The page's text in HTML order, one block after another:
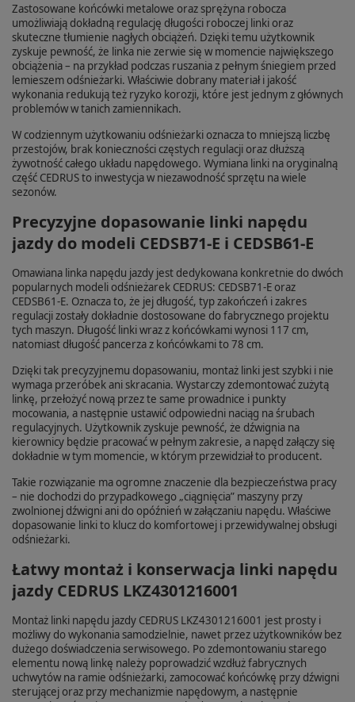
Zastosowane końcówki metalowe oraz sprężyna robocza
umożliwiają dokładną regulację długości roboczej linki oraz
skuteczne tłumienie nagłych obciążeń. Dzięki temu użytkownik
zyskuje pewność, że linka nie zerwie się w momencie największego
obciążenia – na przykład podczas ruszania z pełnym śniegiem przed
lemieszem odśnieżarki. Właściwie dobrany materiał i jakość
wykonania redukują też ryzyko korozji, które jest jednym z głównych
problemów w tanich zamiennikach.
W codziennym użytkowaniu odśnieżarki oznacza to mniejszą liczbę
przestojów, brak konieczności częstych regulacji oraz dłuższą
żywotność całego układu napędowego. Wymiana linki na oryginalną
część CEDRUS to inwestycja w niezawodność sprzętu na wiele
sezonów.
Precyzyjne dopasowanie linki napędu
jazdy do modeli CEDSB71-E i CEDSB61-E
Omawiana linka napędu jazdy jest dedykowana konkretnie do dwóch
popularnych modeli odśnieżarek CEDRUS: CEDSB71-E oraz
CEDSB61-E. Oznacza to, że jej długość, typ zakończeń i zakres
regulacji zostały dokładnie dostosowane do fabrycznego projektu
tych maszyn. Długość linki wraz z końcówkami wynosi 117 cm,
natomiast długość pancerza z końcówkami to 78 cm.
Dzięki tak precyzyjnemu dopasowaniu, montaż linki jest szybki i nie
wymaga przeróbek ani skracania. Wystarczy zdemontować zużytą
linkę, przełożyć nową przez te same prowadnice i punkty
mocowania, a następnie ustawić odpowiedni naciąg na śrubach
regulacyjnych. Użytkownik zyskuje pewność, że dźwignia na
kierownicy będzie pracować w pełnym zakresie, a napęd załączy się
dokładnie w tym momencie, w którym przewidział to producent.
Takie rozwiązanie ma ogromne znaczenie dla bezpieczeństwa pracy
– nie dochodzi do przypadkowego „ciągnięcia” maszyny przy
zwolnionej dźwigni ani do opóźnień w załączaniu napędu. Właściwe
dopasowanie linki to klucz do komfortowej i przewidywalnej obsługi
odśnieżarki.
Łatwy montaż i konserwacja linki napędu
jazdy CEDRUS LKZ4301216001
Montaż linki napędu jazdy CEDRUS LKZ4301216001 jest prosty i
możliwy do wykonania samodzielnie, nawet przez użytkowników bez
dużego doświadczenia serwisowego. Po zdemontowaniu starego
elementu nową linkę należy poprowadzić wzdłuż fabrycznych
uchwytów na ramie odśnieżarki, zamocować końcówkę przy dźwigni
sterującej oraz przy mechanizmie napędowym, a następnie